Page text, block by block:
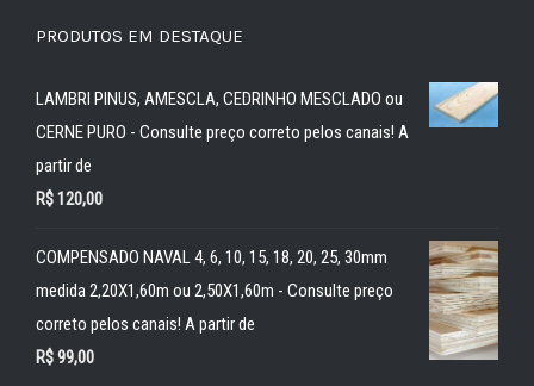
PRODUTOS EM DESTAQUE
LAMBRI PINUS, AMESCLA, CEDRINHO MESCLADO ou
CERNE PURO - Consulte preço correto pelos canais! A
partir de
R$120,00
COMPENSADO NAVAL 4, 6, 10, 15, 18, 20, 25, 30mm
medida 2,20X1,60m ou 2,50X1,60m - Consulte preço
correto pelos canais! A partir de
R$99,00